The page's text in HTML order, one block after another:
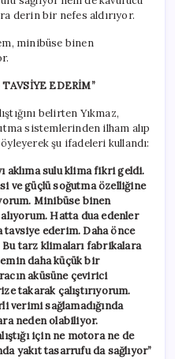
derin bir nefes aldırıyor.
minibüse binen
EDERİM”
belirten Yıkmaz,
sistemlerinden ilham alıp
şu ifadeleri kullandı:
aklıma sulu klima fikri geldi.
ve güçlü soğutma özelliğine
Minibüse binen
Hatta dua edenler
tavsiye ederim. Daha önce
tarz klimaları fabrikalara
daha küçük bir
aküsüne çevirici
takarak çalıştırıyorum.
verimi sağlamadığında
neden olabiliyor.
için ne motora ne de
yakıt tasarrufu da sağlıyor”